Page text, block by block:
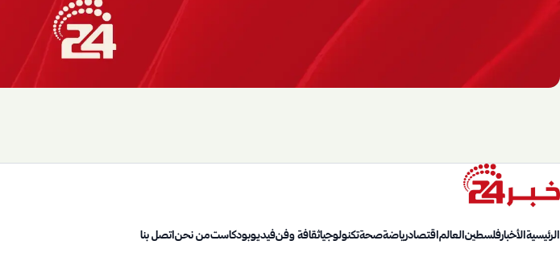
الرئيسيةالأخبارفلسطينالعالماقتصادرياضةصحةتكنولوجياثقافة وفنفيديوبودكاستمن نحناتصل بنا